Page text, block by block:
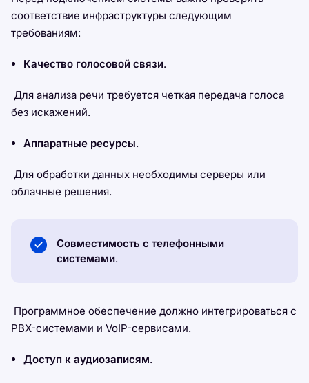
соответствие инфраструктуры следующим
требованиям:
Качество голосовой связи.
Для анализа речи требуется четкая передача голоса
без искажений.
Аппаратные ресурсы.
Для обработки данных необходимы серверы или
облачные решения.
Совместимость с телефонными
системами.
Программное обеспечение должно интегрироваться с
PBX-системами и VoIP-сервисами.
Доступ к аудиозаписям.